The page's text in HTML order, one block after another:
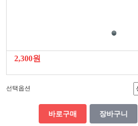
2,300원
선택옵션
바로구매 장바구니